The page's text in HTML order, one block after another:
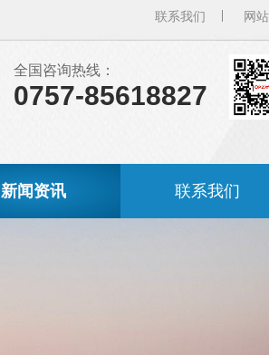
联系我们 网
全国咨询热线：
0757-85618827
新闻资讯 联系我们